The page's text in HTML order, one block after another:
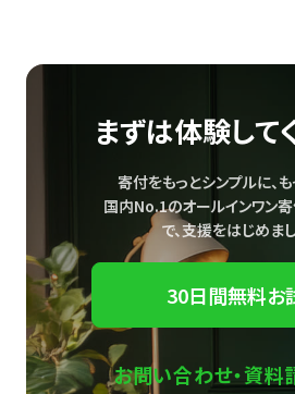
まずは体験して
寄付をもっとシンプルに、
国内No.1のオールインワン
で、支援をはじめまし
30日間無料お
お問い合わせ・資料